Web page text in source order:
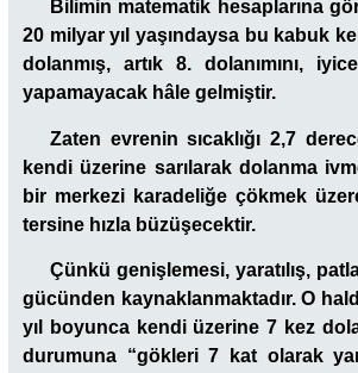
Bilimin matematik hesaplarına
20 milyar yıl yaşındaysa bu kabuk
dolanmış, artık 8. dolanımını,
yapamayacak hâle gelmiştir.
Zaten evrenin sıcaklığı 2,7
kendi üzerine sarılarak dolanma
bir merkezi karadeliğe çökmek
tersine hızla büzüşecektir.
Çünkü genişlemesi, yaratılış,
gücünden kaynaklanmaktadır. O
yıl boyunca kendi üzerine 7 kez
durumuna “gökleri 7 kat olarak